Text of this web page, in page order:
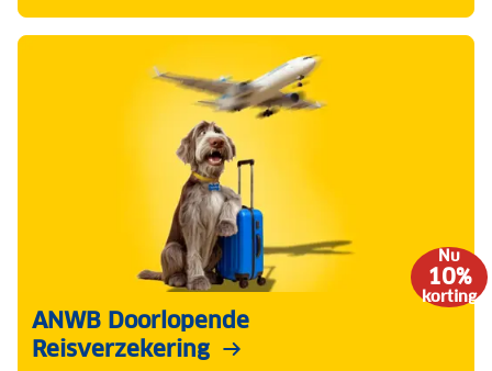
Nu
10%
korting
ANWB Doorlopende
Reisverzekering